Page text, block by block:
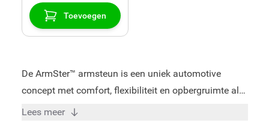
Toevoegen
De ArmSter™ armsteun is een uniek automotive
concept met comfort, flexibiliteit en opbergruimte als
kernwoorden. Door vakkundige specialisten is voor
Lees meer